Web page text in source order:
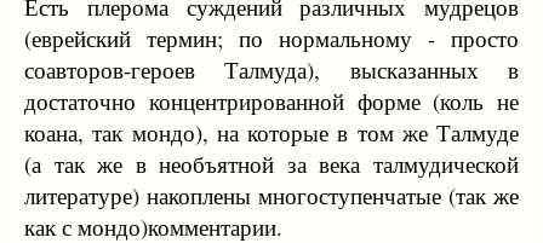
Есть плерома суждений различных мудрецов
(еврейский термин; по нормальному - просто
соавторов-героев Талмуда), высказанных в
достаточно концентрированной форме (коль не
коана, так мондо), на которые в том же Талмуде
(а так же в необъятной за века талмудической
литературе) накоплены многоступенчатые (так же
как с мондо)комментарии.